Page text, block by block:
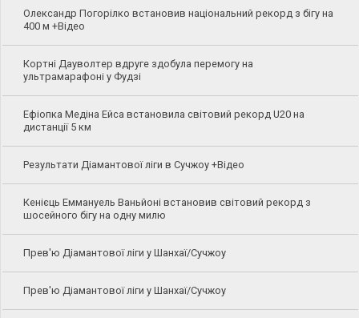
Олександр Погорілко встановив національний рекорд з бігу на
400 м +Відео
Кортні Дауволтер вдруге здобула перемогу на
ультрамарафоні у Фудзі
Ефіопка Медіна Ейса встановила світовий рекорд U20 на
дистанції 5 км
Результати Діамантової ліги в Сучжоу +Відео
Кенієць Еммануель Ваньйоні встановив світовий рекорд з
шосейного бігу на одну милю
Прев'ю Діамантової ліги у Шанхаї/Сучжоу
Прев'ю Діамантової ліги у Шанхаї/Сучжоу